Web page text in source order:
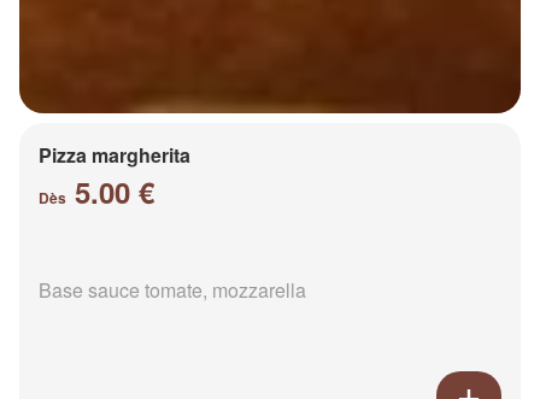
Pizza margherita
Dès 5.00 €
Base sauce tomate, mozzarella